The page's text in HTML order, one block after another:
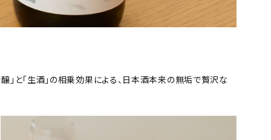
と「生酒」の相乗効果による、日本酒本来の無垢で贅沢な